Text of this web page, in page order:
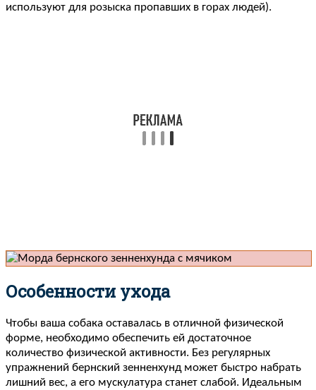
используют для розыска пропавших в горах людей).
Особенности ухода
Чтобы ваша собака оставалась в отличной физической
форме, необходимо обеспечить ей достаточное
количество физической активности. Без регулярных
упражнений бернский зенненхунд может быстро набрать
лишний вес, а его мускулатура станет слабой. Идеальным